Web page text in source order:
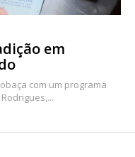
em
com um programa